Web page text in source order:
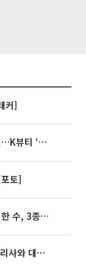
커]
대[K뷰티 라방戰]
토]
'2TV 생생정보' 오늘방송맛집- 결정적 한 수, 3종 메밀면! 메밀 소바 맛집 '의○○○○'
포스코퓨처엠, LFP 시장 뚫었다…배터리사와 대규모 장기 공급 합의